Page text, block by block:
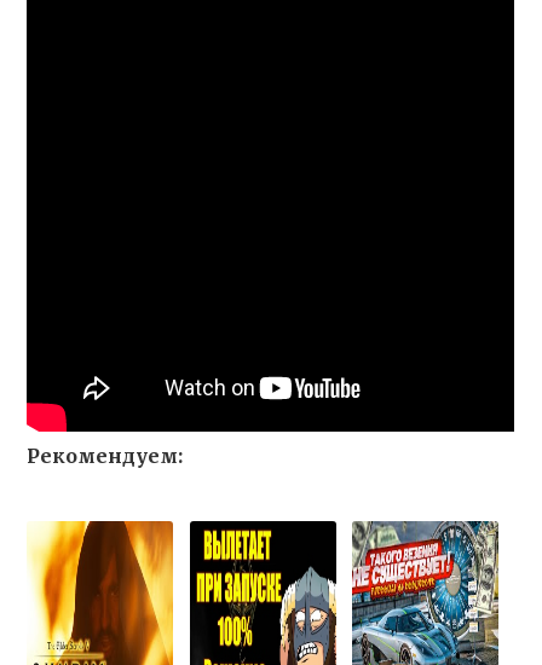
Рекомендуем: